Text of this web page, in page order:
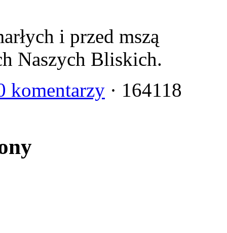
i przed mszą
Naszych Bliskich.
komentarzy · 164118